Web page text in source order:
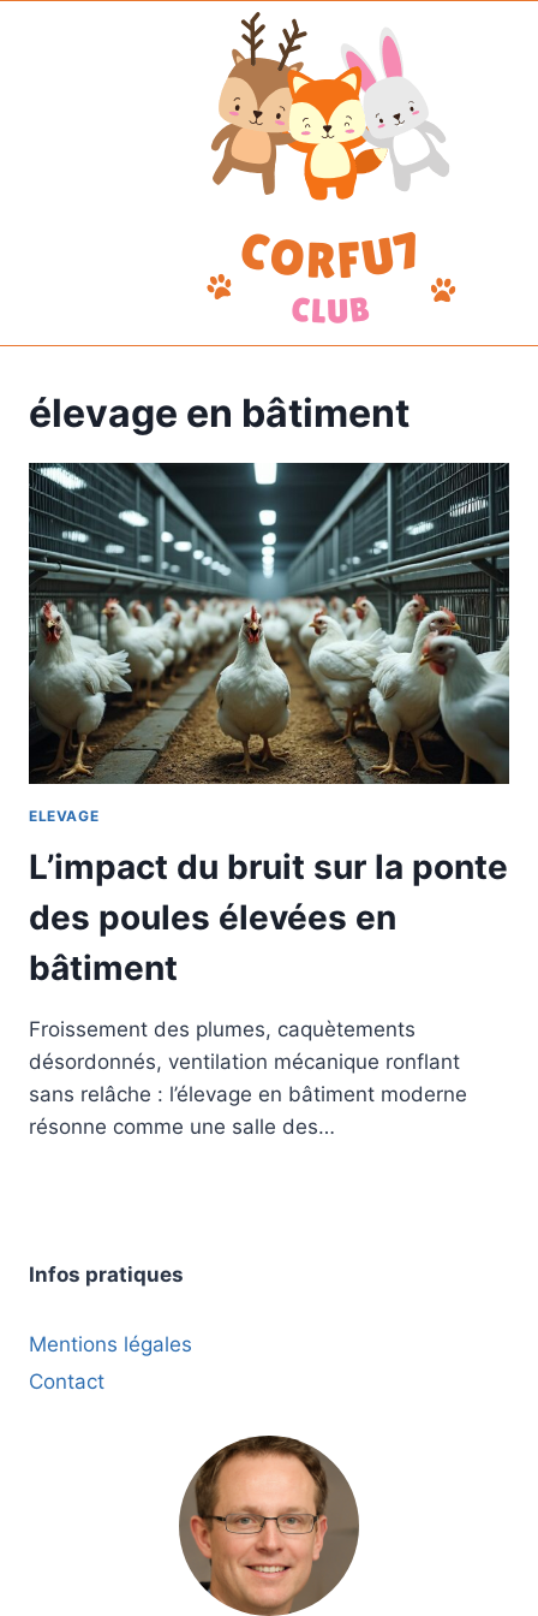
élevage en bâtiment
ELEVAGE
L’impact du bruit sur la ponte
des poules élevées en
bâtiment
Froissement des plumes, caquètements
désordonnés, ventilation mécanique ronflant
sans relâche : l’élevage en bâtiment moderne
résonne comme une salle des…
Infos pratiques
Mentions légales
Contact